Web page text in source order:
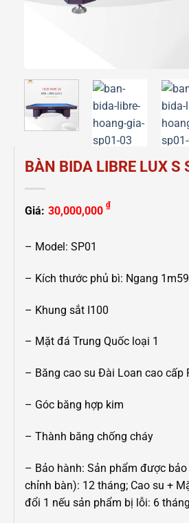
BÀN BIDA LIBRE LUX S
Giá: 30,000,000 ₫
– Model: SP01
– Kích thước phủ bì: Ngang
– Khung sắt I100
– Mặt đá Trung Quốc loại 1
– Băng cao su Đài Loan cao cấp
– Góc băng hợp kim
– Thành băng chống cháy
– Bảo hành: Sản phẩm được
chỉnh bàn): 12 tháng; Cao su +
đổi 1 nếu sản phẩm bị lỗi: 6